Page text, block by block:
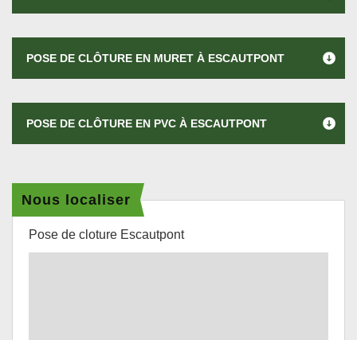
POSE DE CLÔTURE EN MURET À ESCAUTPONT
POSE DE CLÔTURE EN PVC À ESCAUTPONT
Nous localiser
Pose de cloture Escautpont